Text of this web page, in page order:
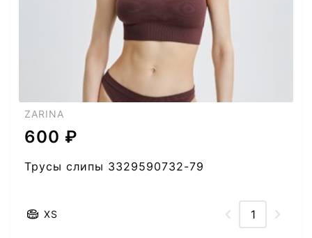
ZARINA
600 ₽
Трусы слипы 3329590732-79
XS